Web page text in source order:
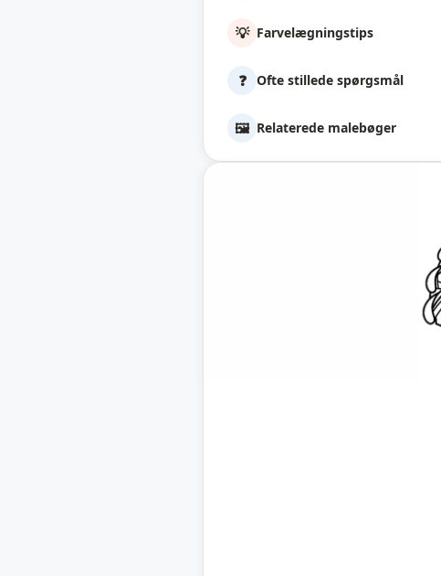
💡 Farvelægningstips
❓ Ofte stillede spørgsmål
🖼️ Relaterede malebøger